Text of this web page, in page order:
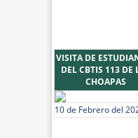
VISITA DE
DEL CBTIS 113 DE
CHOAPAS
10 de Febrero del